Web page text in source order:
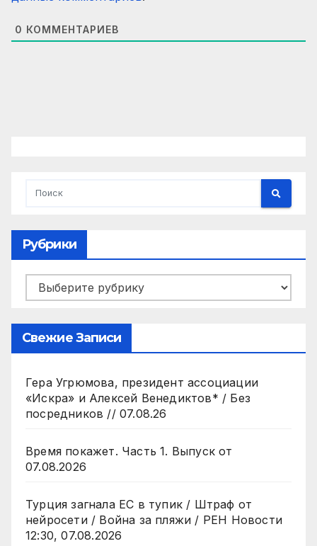
0 КОММЕНТАРИЕВ
Рубрики
Рубрики
Свежие Записи
Гера Угрюмова, президент ассоциации
«Искра» и Алексей Венедиктов* / Без
посредников // 07.08.26
Время покажет. Часть 1. Выпуск от
07.08.2026
Турция загнала ЕС в тупик / Штраф от
нейросети / Война за пляжи / РЕН Новости
12:30, 07.08.2026